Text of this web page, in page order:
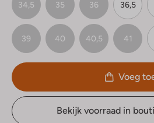
34,5 35 36 36,5
39 40 40,5 41
Voeg
Bekijk voorraad in